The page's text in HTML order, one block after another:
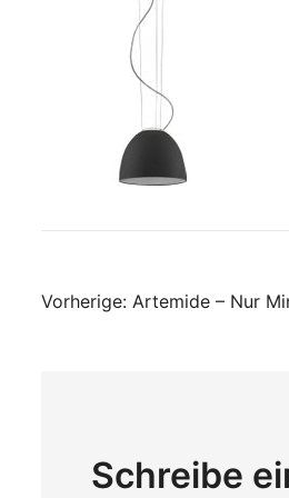
Vorherige: Artemide – Nur
Schreibe